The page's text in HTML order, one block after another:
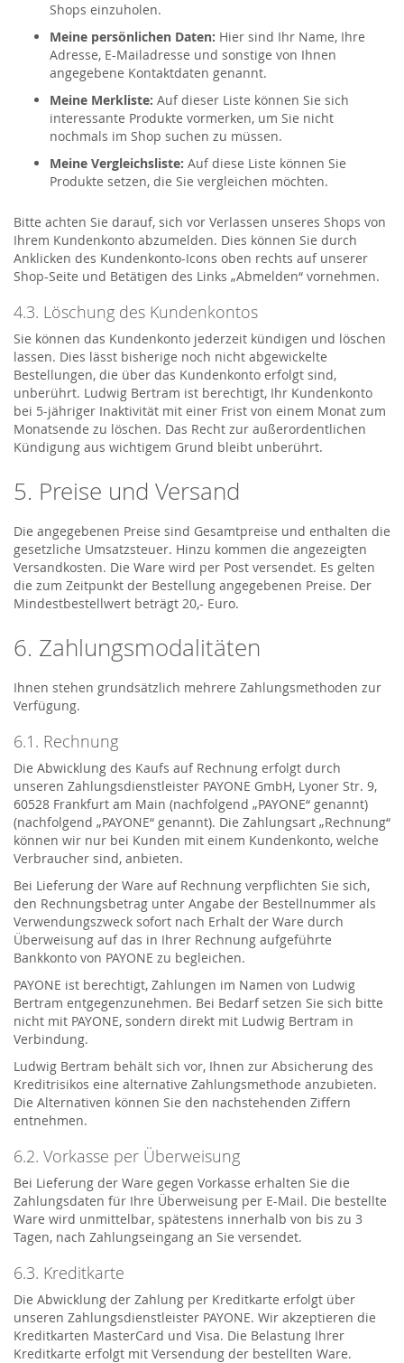
Shops einzuholen.
Meine persönlichen Daten: Hier sind Ihr Name, Ihre
Adresse, E-Mailadresse und sonstige von Ihnen
angegebene Kontaktdaten genannt.
Meine Merkliste: Auf dieser Liste können Sie sich
interessante Produkte vormerken, um Sie nicht
nochmals im Shop suchen zu müssen.
Meine Vergleichsliste: Auf diese Liste können Sie
Produkte setzen, die Sie vergleichen möchten.
Bitte achten Sie darauf, sich vor Verlassen unseres Shops von
Ihrem Kundenkonto abzumelden. Dies können Sie durch
Anklicken des Kundenkonto-Icons oben rechts auf unserer
Shop-Seite und Betätigen des Links „Abmelden“ vornehmen.
4.3. Löschung des Kundenkontos
Sie können das Kundenkonto jederzeit kündigen und löschen
lassen. Dies lässt bisherige noch nicht abgewickelte
Bestellungen, die über das Kundenkonto erfolgt sind,
unberührt. Ludwig Bertram ist berechtigt, Ihr Kundenkonto
bei 5-jähriger Inaktivität mit einer Frist von einem Monat zum
Monatsende zu löschen. Das Recht zur außerordentlichen
Kündigung aus wichtigem Grund bleibt unberührt.
5. Preise und Versand
Die angegebenen Preise sind Gesamtpreise und enthalten die
gesetzliche Umsatzsteuer. Hinzu kommen die angezeigten
Versandkosten. Die Ware wird per Post versendet. Es gelten
die zum Zeitpunkt der Bestellung angegebenen Preise. Der
Mindestbestellwert beträgt 20,- Euro.
6. Zahlungsmodalitäten
Ihnen stehen grundsätzlich mehrere Zahlungsmethoden zur
Verfügung.
6.1. Rechnung
Die Abwicklung des Kaufs auf Rechnung erfolgt durch
unseren Zahlungsdienstleister PAYONE GmbH, Lyoner Str. 9,
60528 Frankfurt am Main (nachfolgend „PAYONE“ genannt)
(nachfolgend „PAYONE“ genannt). Die Zahlungsart „Rechnung“
können wir nur bei Kunden mit einem Kundenkonto, welche
Verbraucher sind, anbieten.
Bei Lieferung der Ware auf Rechnung verpflichten Sie sich,
den Rechnungsbetrag unter Angabe der Bestellnummer als
Verwendungszweck sofort nach Erhalt der Ware durch
Überweisung auf das in Ihrer Rechnung aufgeführte
Bankkonto von PAYONE zu begleichen.
PAYONE ist berechtigt, Zahlungen im Namen von Ludwig
Bertram entgegenzunehmen. Bei Bedarf setzen Sie sich bitte
nicht mit PAYONE, sondern direkt mit Ludwig Bertram in
Verbindung.
Ludwig Bertram behält sich vor, Ihnen zur Absicherung des
Kreditrisikos eine alternative Zahlungsmethode anzubieten.
Die Alternativen können Sie den nachstehenden Ziffern
entnehmen.
6.2. Vorkasse per Überweisung
Bei Lieferung der Ware gegen Vorkasse erhalten Sie die
Zahlungsdaten für Ihre Überweisung per E-Mail. Die bestellte
Ware wird unmittelbar, spätestens innerhalb von bis zu 3
Tagen, nach Zahlungseingang an Sie versendet.
6.3. Kreditkarte
Die Abwicklung der Zahlung per Kreditkarte erfolgt über
unseren Zahlungsdienstleister PAYONE. Wir akzeptieren die
Kreditkarten MasterCard und Visa. Die Belastung Ihrer
Kreditkarte erfolgt mit Versendung der bestellten Ware.